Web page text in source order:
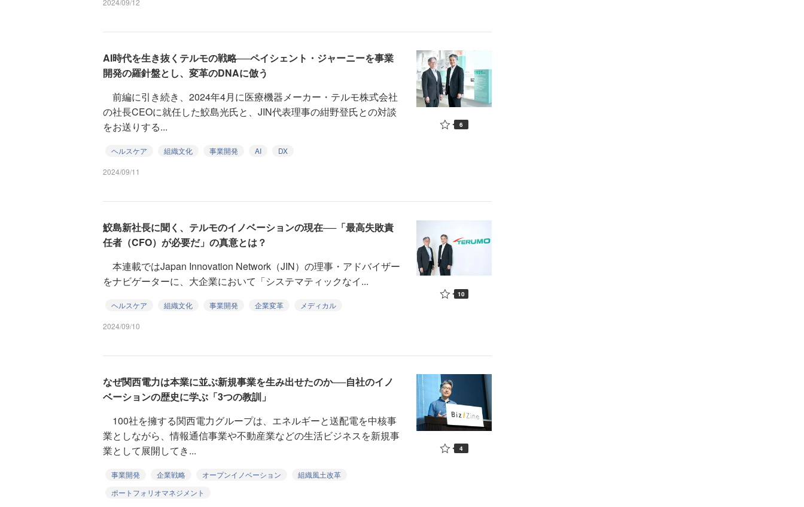
2024/09/12
AI時代を生き抜くテルモの戦略──ペイシェント・ジャーニーを事業
開発の羅針盤とし、変革のDNAに倣う
前編に引き続き、2024年4月に医療機器メーカー・テルモ株式会社
の社長CEOに就任した鮫島光氏と、JIN代表理事の紺野登氏との対談
をお送りする...
ヘルスケア 組織文化 事業開発 AI DX
2024/09/11
6
鮫島新社長に聞く、テルモのイノベーションの現在──「最高失敗責
任者（CFO）が必要だ」の真意とは？
本連載ではJapan Innovation Network（JIN）の理事・アドバイザー
をナビゲーターに、大企業において「システマティックなイ...
ヘルスケア 組織文化 事業開発 企業変革 メディカル
2024/09/10
10
なぜ関西電力は本業に並ぶ新規事業を生み出せたのか──自社のイノ
ベーションの歴史に学ぶ「3つの教訓」
100社を擁する関西電力グループは、エネルギーと送配電を中核事
業としながら、情報通信事業や不動産業などの生活ビジネスを新規事
業として展開してき...
事業開発 企業戦略 オープンイノベーション
組織風土改革
ポートフォリオマネジメント
4